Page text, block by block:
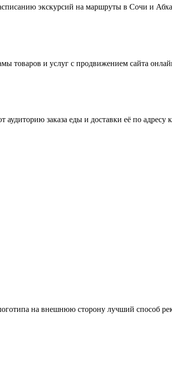
экскурсий на маршруты в Сочи и
товаров и услуг с продвижением сайта
заказа еды и доставки её по адресу к
на внешнюю сторону лучший способ